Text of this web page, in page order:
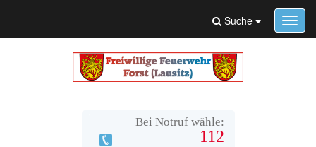
Suche
Bei Notruf wähle:
112